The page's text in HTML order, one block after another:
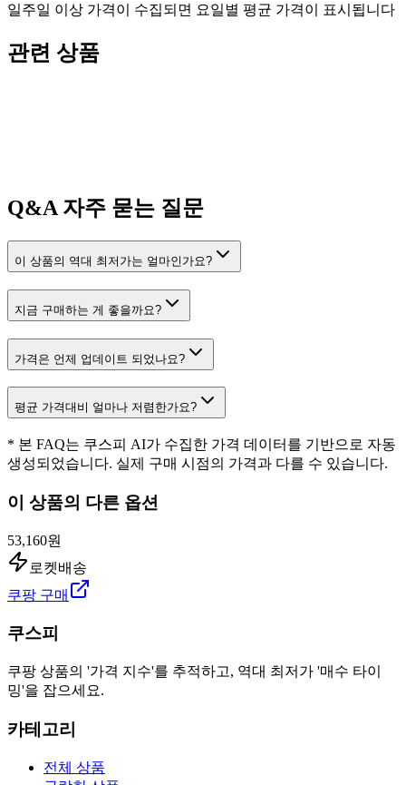
일주일 이상 가격이 수집되면 요일별 평균 가격이 표시됩니다
관련 상품
Q&A자주 묻는 질문
이 상품의 역대 최저가는 얼마인가요?
지금 구매하는 게 좋을까요?
가격은 언제 업데이트 되었나요?
평균 가격대비 얼마나 저렴한가요?
* 본 FAQ는 쿠스피 AI가 수집한 가격 데이터를 기반으로 자동
생성되었습니다. 실제 구매 시점의 가격과 다를 수 있습니다.
이 상품의 다른 옵션
53,160원
로켓배송
쿠팡 구매
쿠스피
쿠팡 상품의 '가격 지수'를 추적하고, 역대 최저가 '매수 타이
밍'을 잡으세요.
카테고리
전체 상품